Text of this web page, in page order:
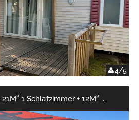
4/5
1 Schlafzimmer + 12M² ...